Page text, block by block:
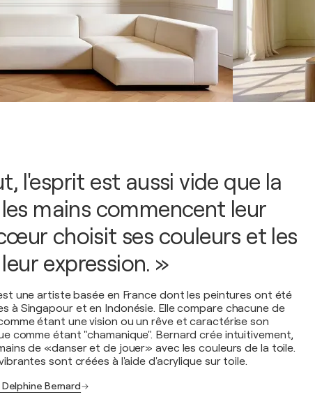
l'esprit est aussi vide que la
mains commencent leur
choisit ses couleurs et les
expression. »
une artiste basée en France dont les peintures ont été
à Singapour et en Indonésie. Elle compare chacune de
étant une vision ou un rêve et caractérise son
comme étant "chamanique". Bernard crée intuitivement,
de «danser et de jouer» avec les couleurs de la toile.
sont créées à l'aide d'acrylique sur toile.
Bernard